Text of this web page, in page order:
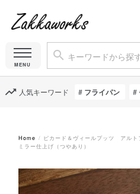
人気キーワード フライパン
Home
ピカード＆ヴィールプッツ アル
ミラー仕上げ（つやあり）